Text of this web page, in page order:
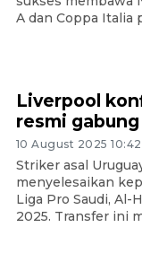
A dan Coppa Italia
Liverpool
resmi
10 August 2025
Striker asal
menyelesaikan
Liga Pro Saudi, Al-
2025. Transfer ini